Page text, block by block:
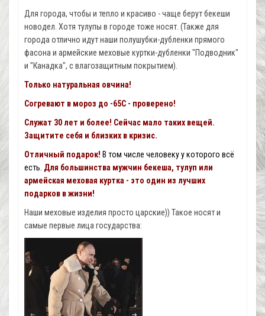
Для города, чтобы и тепло и красиво - чаще берут бекеши
новодел. Хотя тулупы в городе тоже носят. (Также для
города отлично идут наши полушубки-дубленки прямого
фасона и армейские меховые куртки-дубленки "Подводник"
и "Канадка", с влагозащитным покрытием).
Только натуральная овчина!
Согревают в мороз до -65С - проверено!
Служат 30 лет и более! Сейчас мало таких вещей.
Защитите себя и близких в кризис.
Отличный подарок! В том числе человеку у которого всё
есть. Для большинства мужчин бекеша, тулуп или
армейская меховая куртка - это один из лучших
подарков в жизни!
Наши меховые изделия просто царские)) Такое носят и
самые первые лица государства: